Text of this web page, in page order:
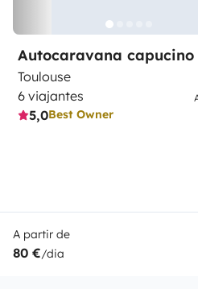
Autocaravana capucino
Toulouse
6 viajantes
5,0Best Owner
A partir de
80 €/dia